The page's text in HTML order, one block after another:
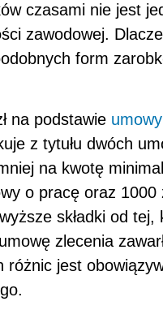
czasami nie jest
zawodowej.
form
na podstawie
z tytułu dwóch
na kwotę
o pracę oraz
składki od
zlecenia
różnic jest